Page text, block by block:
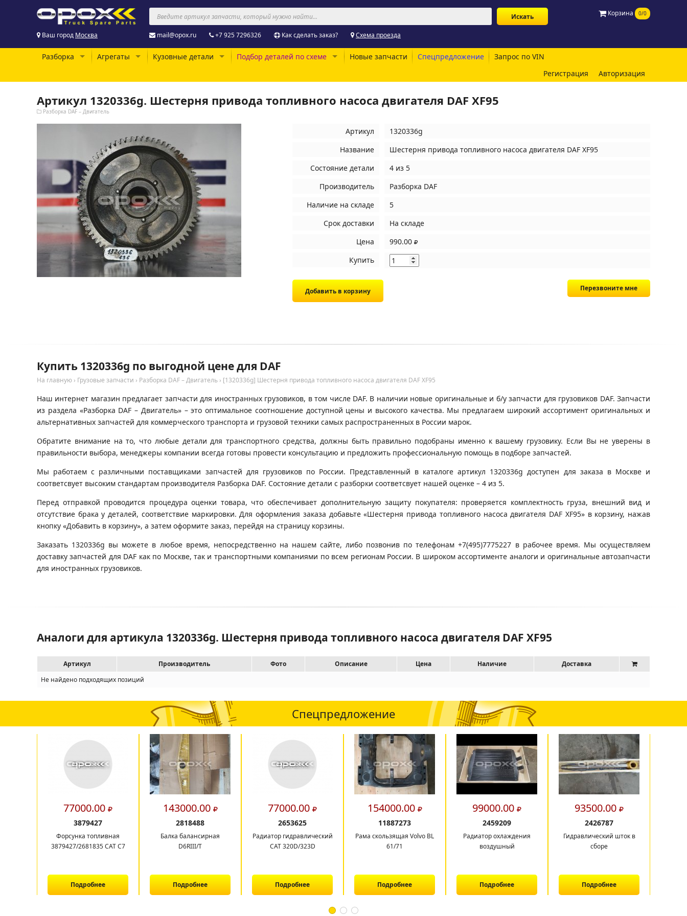
Корзина 0/0
Ваш город Москва mail@opox.ru +7 925 7296326 Как сделать заказ? Схема проезда
Разборка Агрегаты Кузовные детали Подбор деталей по схеме Новые запчасти Спецпредложение
Запрос по VIN
Регистрация
Авторизация
Артикул 1320336g. Шестерня привода топливного насоса двигателя DAF XF95
Разборка DAF – Двигатель
Артикул
1320336g
Название
Шестерня привода топливного насоса двигателя DAF XF95
Состояние детали
4 из 5
Производитель
Разборка DAF
Наличие на складе
5
Срок доставки
На складе
Цена
990.00
Купить
Перезвоните мне
Купить 1320336g по выгодной цене для DAF
На главную › Грузовые запчасти › Разборка DAF – Двигатель › [1320336g] Шестерня привода топливного насоса двигателя DAF XF95
Наш интернет магазин предлагает запчасти для иностранных грузовиков, в том числе DAF. В наличии новые оригинальные и б/у запчасти для грузовиков DAF. Запчасти
из раздела «Разборка DAF – Двигатель» – это оптимальное соотношение доступной цены и высокого качества. Мы предлагаем широкий ассортимент оригинальных и
альтернативных запчастей для коммерческого транспорта и грузовой техники самых распространенных в России марок.
Обратите внимание на то, что любые детали для транспортного средства, должны быть правильно подобраны именно к вашему грузовику. Если Вы не уверены в
правильности выбора, менеджеры компании всегда готовы провести консультацию и предложить профессиональную помощь в подборе запчастей.
Мы работаем с различными поставщиками запчастей для грузовиков по России. Представленный в каталоге артикул 1320336g доступен для заказа в Москве и
соответсвует высоким стандартам производителя Разборка DAF. Состояние детали с разборки соответсвует нашей оценке – 4 из 5.
Перед отправкой проводится процедура оценки товара, что обеспечивает дополнительную защиту покупателя: проверяется комплектность груза, внешний вид и
отсутствие брака у деталей, соответствие маркировки. Для оформления заказа добавьте «Шестерня привода топливного насоса двигателя DAF XF95» в корзину, нажав
кнопку «Добавить в корзину», а затем оформите заказ, перейдя на страницу корзины.
Заказать 1320336g вы можете в любое время, непосредственно на нашем сайте, либо позвонив по телефонам +7(495)7775227 в рабочее время. Мы осуществляем
доставку запчастей для DAF как по Москве, так и транспортными компаниями по всем регионам России. В широком ассортименте аналоги и оригинальные автозапчасти
для иностранных грузовиков.
Аналоги для артикула 1320336g. Шестерня привода топливного насоса двигателя DAF XF95
Артикул Производитель Фото Описание Цена Наличие
Доставка
Не найдено подходящих позиций
Спецпредложение
77000.00
3879427
Форсунка топливная
3879427/2681835 CAT C7
Подробнее
143000.00
2818488
Балка балансирная
D6RIII/T
Подробнее
77000.00
2653625
Радиатор гидравлический
CAT 320D/323D
Подробнее
154000.00
11887273
Рама скользящая Volvo BL
61/71
Подробнее
99000.00
2459209
Радиатор охлаждения
воздушный
Подробнее
93500.00
2426787
Гидравлический шток в
сборе
Подробнее